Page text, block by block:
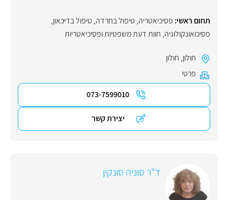
תחום ראשי: פסיכיאטריה, טיפול בחרדה, טיפול בדיכאון,
פסיכואונקולוגיה, חוות דעת משפטיות ופסיכיאטריות
חולון, חולון
פרטי
073-7599010
יצירת קשר
ד"ר סוניה סונקין